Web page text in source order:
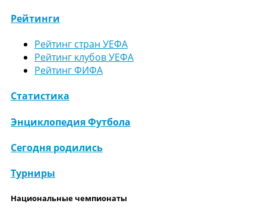
Рейтинги
Рейтинг стран УЕФА
Рейтинг клубов УЕФА
Рейтинг ФИФА
Статистика
Энциклопедия Футбола
Сегодня родились
Турниры
Национальные чемпионаты